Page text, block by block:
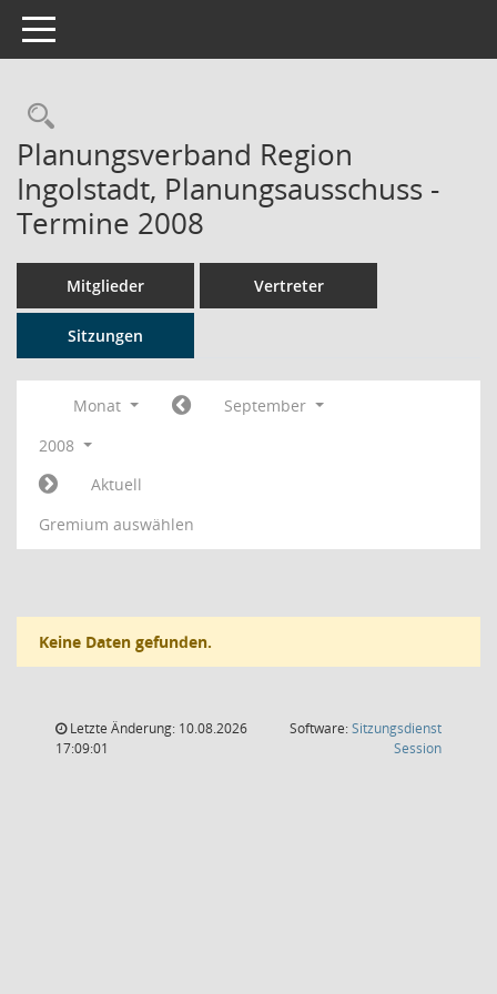
Toggle navigation
Rechercheauswahl
Planungsverband Region
Ingolstadt, Planungsausschuss -
Termine 2008
Mitglieder Vertreter
Sitzungen
Monat
September
2008
Aktuell
Gremium auswählen
Keine Daten gefunden.
Letzte Änderung: 10.08.2026
17:09:01
Software:Sitzungsdienst
Session(Wird in